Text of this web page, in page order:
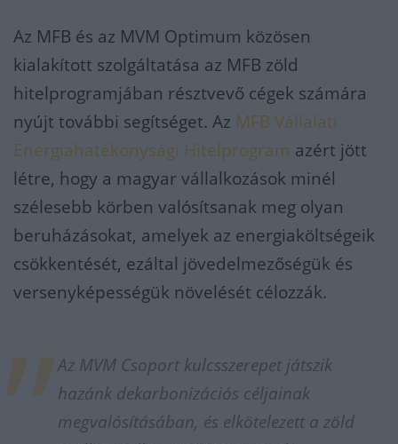
Az MFB és az MVM Optimum közösen
kialakított szolgáltatása az MFB zöld
hitelprogramjában résztvevő cégek számára
nyújt további segítséget. Az MFB Vállalati
Energiahatékonysági Hitelprogram azért jött
létre, hogy a magyar vállalkozások minél
szélesebb körben valósítsanak meg olyan
beruházásokat, amelyek az energiaköltségeik
csökkentését, ezáltal jövedelmezőségük és
versenyképességük növelését célozzák.
Az MVM Csoport kulcsszerepet játszik
hazánk dekarbonizációs céljainak
megvalósításában, és elkötelezett a zöld